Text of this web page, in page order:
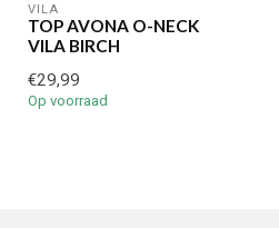
VILA
TOP AVONA O-NECK
VILA BIRCH
€29,99
Op voorraad